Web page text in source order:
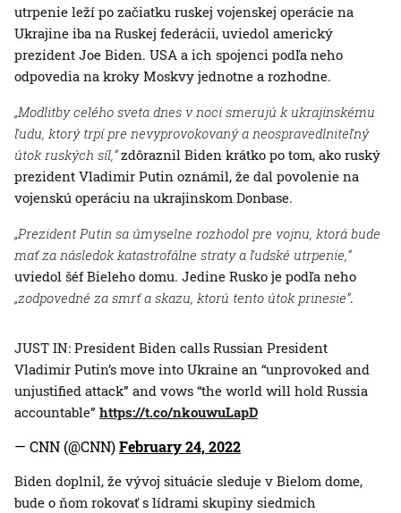
utrpenie leží po začiatku ruskej vojenskej operácie na
Ukrajine iba na Ruskej federácii, uviedol americký
prezident Joe Biden. USA a ich spojenci podľa neho
odpovedia na kroky Moskvy jednotne a rozhodne.
„Modlitby celého sveta dnes v noci smerujú k ukrajinskému
ľudu, ktorý trpí pre nevyprovokovaný a neospravedlniteľný
útok ruských síl,“zdôraznil Biden krátko po tom, ako ruský
prezident Vladimir Putin oznámil, že dal povolenie na
vojenskú operáciu na ukrajinskom Donbase.
„Prezident Putin sa úmyselne rozhodol pre vojnu, ktorá bude
mať za následok katastrofálne straty a ľudské utrpenie,“
uviedol šéf Bieleho domu. Jedine Rusko je podľa neho
„zodpovedné za smrť a skazu, ktorú tento útok prinesie“.
JUST IN: President Biden calls Russian President
Vladimir Putin’s move into Ukraine an “unprovoked and
unjustified attack” and vows “the world will hold Russia
accountable” https://t.co/nkouwuLapD
— CNN (@CNN)February 24, 2022
Biden doplnil, že vývoj situácie sleduje v Bielom dome,
bude o ňom rokovať s lídrami skupiny siedmich